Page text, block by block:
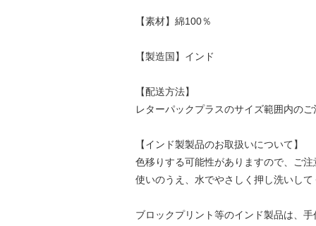
【素材】綿100％
【製造国】インド
【配送方法】
レターパックプラスのサイズ範囲内の
【インド製製品のお取扱いについて】
色移りする可能性がありますので、ご
使いのうえ、水でやさしく押し洗いして
ブロックプリント等のインド製品は、